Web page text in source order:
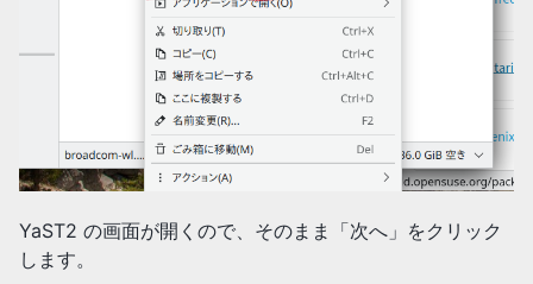
YaST2 の画面が開くので、そのまま「次へ」をクリック
します。